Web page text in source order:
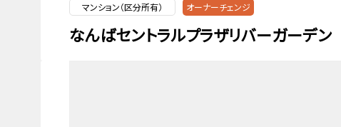
マンション（区分所有） オーナーチェンジ
なんばセントラルプラザリバーガーデン